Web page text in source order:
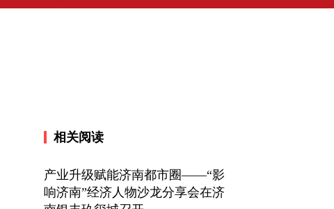
相关阅读
产业升级赋能济南都市圈——“影
响济南”经济人物沙龙分享会在济